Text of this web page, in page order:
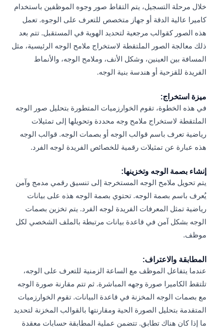
خلال مرحلة التسجيل، يتم التقاط صور وجوه الموظفين باستخدام
كاميرا عالية الدقة أو جهاز متخصص للتعرف على الوجوه. تعمل
هذه الصور كقوالب مرجعية لتحديد الهوية في المستقبل. تتم بعد
ذلك معالجة الصور الملتقطة لاستخراج ملامح الوجه الرئيسية، مثل
المسافة بين العينين، وشكل الأنف، وملامح الوجه، والأنماط
الفريدة للقزحية أو هندسة بنية الوجه.
ميزة استخراج:
في هذه الخطوة، تقوم الخوارزميات المتطورة بتحليل صور الوجه
الملتقطة لاستخراج ملامح وجه محددة وتحويلها إلى تمثيلات
رياضية تعرف باسم قوالب الوجه أو بصمات الوجه. قوالب الوجه
هذه عبارة عن تمثيلات رقمية للخصائص الفريدة لوجه الفرد.
إنشاء بصمة الوجه وتخزينها:
يتم تحويل ملامح الوجه المستخرجة إلى تنسيق رقمي مدمج وآمن
يُعرف باسم بصمة الوجه. تحتوي بصمة الوجه هذه على بيانات
رياضية تمثل المعرفات الفريدة لوجه الفرد. يتم تخزين بصمات
الوجه بشكل آمن في قاعدة بيانات مرتبطة بالملف الشخصي لكل
موظف.
المطابقة والاعتراف:
عندما يتفاعل الموظف مع الساعة الزمنية للتعرف على الوجه،
تلتقط الكاميرا صورة وجهه المباشرة. ثم تتم مقارنة صورة الوجه
مع بصمات الوجه المخزنة في قاعدة البيانات. تقوم الخوارزميات
المتقدمة بتحليل الصورة الحية ومقارنتها بالقوالب المخزنة لتحديد
ما إذا كان هناك تطابق. تتضمن عملية المطابقة حسابات معقدة